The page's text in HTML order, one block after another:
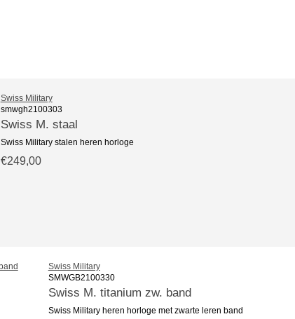
Swiss Military
smwgh2100303
Swiss M. staal
Swiss Military stalen heren horloge
€249,00
Swiss Military
SMWGB2100330
Swiss M. titanium zw. band
Swiss Military heren horloge met zwarte leren band